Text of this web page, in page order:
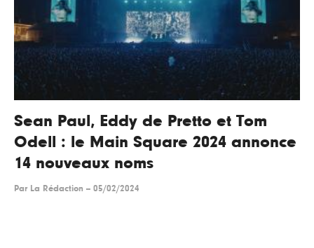
Sean Paul, Eddy de Pretto et Tom
Odell : le Main Square 2024 annonce
14 nouveaux noms
Par La Rédaction -- 05/02/2024